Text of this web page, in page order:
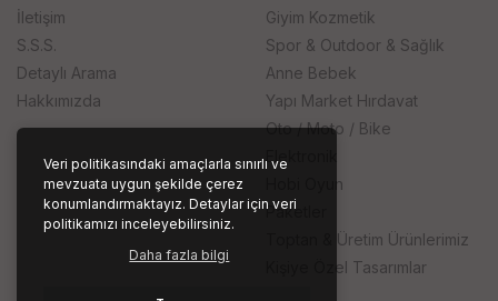
Veri politikasındaki amaçlarla sınırlı ve
mevzuata uygun şekilde çerez
konumlandırmaktayız. Detaylar için veri
politikamızı inceleyebilirsiniz.
Daha fazla bilgi
İletişim
S.S.S.
Detaylı Arama
Hakkımızda
Giyim Kozmetik
Spor & Outdoor & Sağlık
Anne Bebek
Yapı Market Hırdavat
Oto / Moto / Bike
Hobi Oyun
Paketler
Toptan & Üretim Ürünlerimiz
Kişiye Özel Tasarımlar